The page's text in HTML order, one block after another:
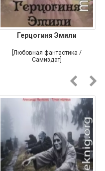
Герцогиня Эмили
[Любовная фантастика /
Самиздат]